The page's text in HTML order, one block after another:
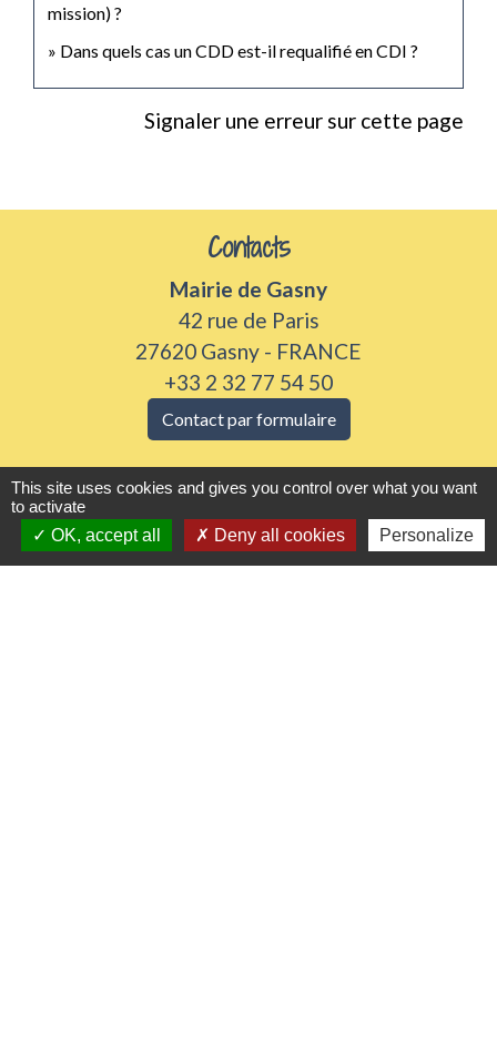
mission) ?
Dans quels cas un CDD est-il requalifié en CDI ?
Signaler une erreur sur cette page
Contacts
Mairie de Gasny
42 rue de Paris
27620 Gasny - FRANCE
+33 2 32 77 54 50
Contact par formulaire
Horaires d'ouverture
Du lundi au vendredi de 8h30 à 12h et 13h30 à
17h30
Samedi 8h30 à 12h
This site uses cookies and gives you control over what you want
to activate
OK, accept all
Deny all cookies Personalize